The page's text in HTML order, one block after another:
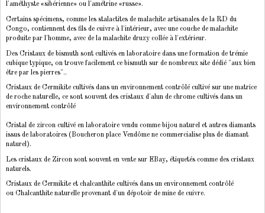
l'améthyste «sibérienne» ou l'amétrine «russe».
Certains spécimens, comme les stalactites de malachite artisanales de la RD du
Congo, contiennent des fils de cuivre à l'intérieur, avec une couche de malachite
produite par l'homme, avec de la malachite druzy collée à l'extérieur.
Des Cristaux de bismuth sont cultivés en laboratoire dans une formation de trémie
cubique typique, on trouve facilement ce bismuth sur de nombreux site dédié "aux bien
être par les pierres"..
Cristaux de Cermikite cultivés dans un environnement contrôlé cultivé sur une matrice
de roche naturelle, ce sont souvent des cristaux d'alun de chrome cultivés dans un
environnement contrôlé
Cristal de zircon cultivé en laboratoire vendu comme bijou naturel et autres diamants
issus de laboratoires (Boucheron place Vendôme ne commercialise plus de diamant
naturel).
Les cristaux de Zircon sont souvent en vente sur EBay, étiquetés comme des cristaux
naturels.
Cristaux de Cermikite et chalcanthite cultivés dans un environnement contrôlé
ou Chalcanthite naturelle provenant d'un dépotoir de mine de cuivre.